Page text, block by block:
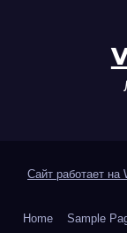
Сайт работает на
Home Sample